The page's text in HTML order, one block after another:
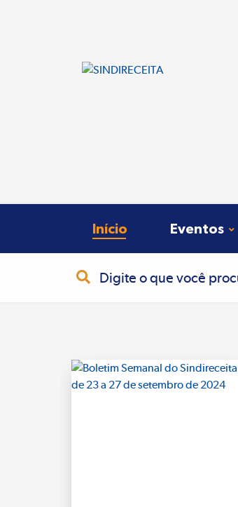
Início Eventos
Pesquisa